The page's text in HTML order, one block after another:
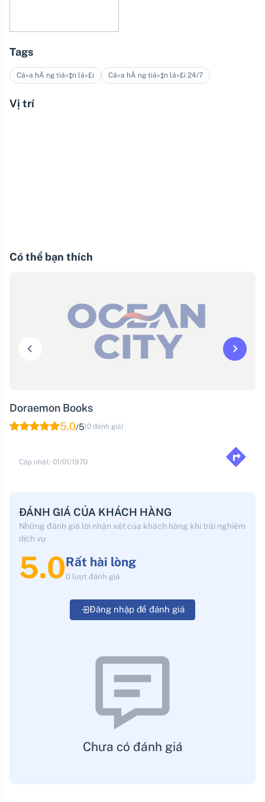
Tags
Cá»­a hÃ ng tiá»‡n lá»£i Cá»­a hÃ ng tiá»‡n lá»£i 24/7
Vị trí
Có thể bạn thích
Doraemon Books
5.0/5(0 đánh giá)
Cập nhật: 01/01/1970
ĐÁNH GIÁ CỦA KHÁCH HÀNG
Những đánh giá lời nhận xét của khách hàng khi trải nghiệm
dịch vụ
5.0Rất hài lòng
0 lượt đánh giá
Đăng nhập để đánh giá
Chưa có đánh giá